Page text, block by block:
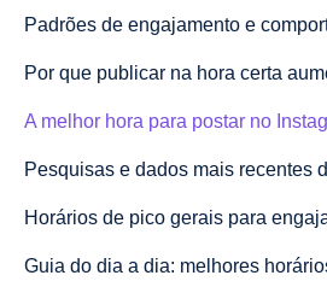
Padrões de engajamento e
Por que publicar na hora certa
A melhor hora para postar no
Pesquisas e dados mais recentes
Horários de pico gerais para
Guia do dia a dia: melhores